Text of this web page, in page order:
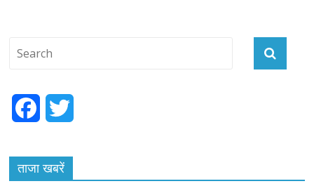
c
ताजा खबरें